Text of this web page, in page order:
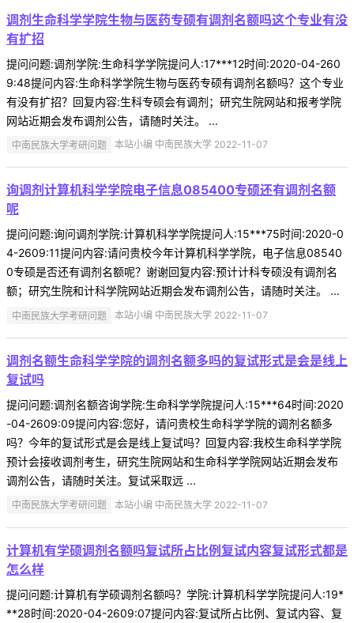
调剂生命科学学院生物与医药专硕有调剂名额吗这个专业有没
有扩招
提问问题:调剂学院:生命科学学院提问人:17***12时间:2020-04-260
9:48提问内容:生命科学学院生物与医药专硕有调剂名额吗？这个专业
有没有扩招？回复内容:生科专硕会有调剂；研究生院网站和报考学院
网站近期会发布调剂公告，请随时关注。 ...
中南民族大学考研问题 本站小编 中南民族大学 2022-11-07
询调剂计算机科学学院电子信息085400专硕还有调剂名额
呢
提问问题:询问调剂学院:计算机科学学院提问人:15***75时间:2020-0
4-2609:11提问内容:请问贵校今年计算机科学学院，电子信息08540
0专硕是否还有调剂名额呢？谢谢回复内容:预计计科专硕没有调剂名
额；研究生院和计科学院网站近期会发布调剂公告，请随时关注。 ...
中南民族大学考研问题 本站小编 中南民族大学 2022-11-07
调剂名额生命科学学院的调剂名额多吗的复试形式是会是线上
复试吗
提问问题:调剂名额咨询学院:生命科学学院提问人:15***64时间:2020
-04-2609:09提问内容:您好，请问贵校生命科学学院的调剂名额多
吗？今年的复试形式是会是线上复试吗？回复内容:我校生命科学学院
预计会接收调剂考生，研究生院网站和生命科学学院网站近期会发布
调剂公告，请随时关注。复试采取远 ...
中南民族大学考研问题 本站小编 中南民族大学 2022-11-07
计算机有学硕调剂名额吗复试所占比例复试内容复试形式都是
怎么样
提问问题:计算机有学硕调剂名额吗？学院:计算机科学学院提问人:19*
**28时间:2020-04-2609:07提问内容:复试所占比例、复试内容、复